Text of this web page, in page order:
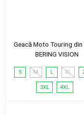
Geacă Moto Touring din
BERING VISION
S M L XL
3XL 4XL